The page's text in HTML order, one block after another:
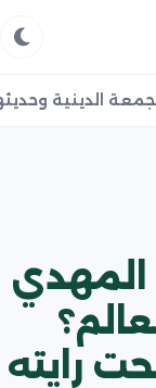
الدينية
المهدي
رايته